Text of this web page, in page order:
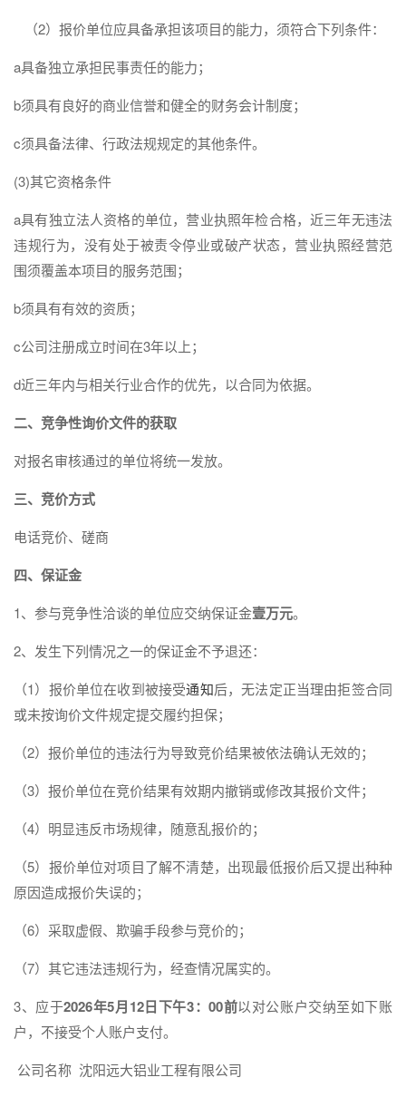
（2）报价单位应具备承担该项目的能力，须符合下列条件：
a具备独立承担民事责任的能力；
b须具有良好的商业信誉和健全的财务会计制度；
c须具备法律、行政法规规定的其他条件。
(3)其它资格条件
a具有独立法人资格的单位，营业执照年检合格，近三年无违法
违规行为，没有处于被责令停业或破产状态，营业执照经营范
围须覆盖本项目的服务范围；
b须具有有效的资质；
c公司注册成立时间在3年以上；
d近三年内与相关行业合作的优先，以合同为依据。
二、竞争性询价文件的获取
对报名审核通过的单位将统一发放。
三、竞价方式
电话竞价、磋商
四、 保证金
1、参与竞争性洽谈的单位应交纳保证金壹万元。
2、发生下列情况之一的保证金不予退还：
（1）报价单位在收到被接受通知后，无法定正当理由拒签合同
或未按询价文件规定提交履约担保；
（2）报价单位的违法行为导致竞价结果被依法确认无效的；
（3）报价单位在竞价结果有效期内撤销或修改其报价文件；
（4）明显违反市场规律，随意乱报价的；
（5）报价单位对项目了解不清楚，出现最低报价后又提出种种
原因造成报价失误的；
（6）采取虚假、欺骗手段参与竞价的；
（7）其它违法违规行为，经查情况属实的。
3、应于2026年5月12日下午3：00前以对公账户交纳至如下账
户，不接受个人账户支付。
公司名称 沈阳远大铝业工程有限公司